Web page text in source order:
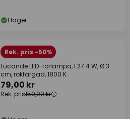
I lager
Rek. pris -50%
Lucande LED-rörlampa, E27 4 W, Ø 3
cm, rökfärgad, 1800 K
79,00 kr
Rek. pris159,00 kr